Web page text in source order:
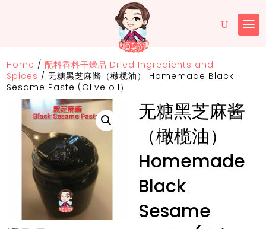
Home /配料香料干燥品 Dried Ingredients and
Spices /无糖黑芝麻酱（橄榄油） Homemade Black
Sesame Paste (Olive oil）
无糖黑芝麻酱
（橄榄油）
Homemade
Black
Sesame